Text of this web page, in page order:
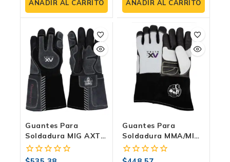
5
AÑADIR AL CARRITO
5
AÑADIR AL CARRITO
Guantes Para
Soldadura MIG AXT-
GP073-M
Guantes Para
Soldadura MMA/MIG
AXT-GP045-EM